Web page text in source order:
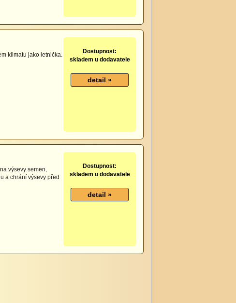
klimatu jako letnička.
Dostupnost:
skladem u dodavatele
výsevy semen,
a chrání výsevy před
Dostupnost:
skladem u dodavatele